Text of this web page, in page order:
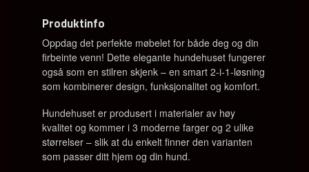
Produktinfo
Oppdag det perfekte møbelet for både deg og din
firbeinte venn! Dette elegante hundehuset fungerer
også som en stilren skjenk – en smart 2-i-1-løsning
som kombinerer design, funksjonalitet og komfort.
Hundehuset er produsert i materialer av høy
kvalitet og kommer i 3 moderne farger og 2 ulike
størrelser – slik at du enkelt finner den varianten
som passer ditt hjem og din hund.